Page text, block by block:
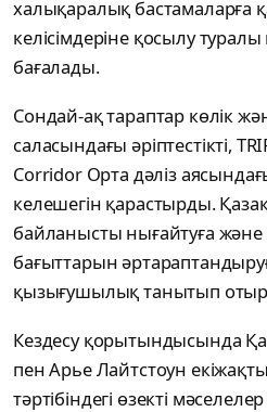
халықаралық
келісімдеріне қосылу
бағалады.
Сондай-ақ тараптар көлік
саласындағы әріптестікті,
Corridor Орта дәліз
келешегін қарастырды.
байланысты нығайтуға
бағыттарын
қызығушылық танытып
Кездесу қорытындысында
пен Арье Лайтстоун
тәртібіндегі өзекті